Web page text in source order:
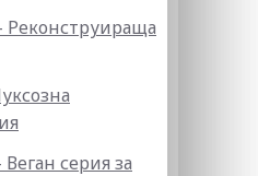
Реконструираща
серия за